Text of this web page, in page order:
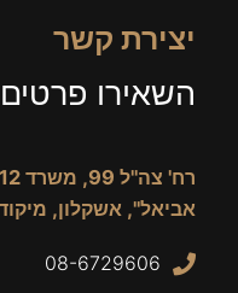
יצירת קשר
השאירו
אביאל", אשקלון, מיקוד
08-6729606